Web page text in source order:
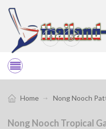
Home Nong Nooch
Nong Nooch Tropical